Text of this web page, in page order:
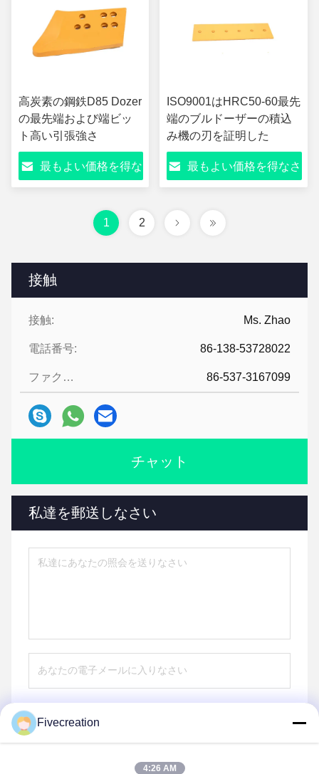
接触
接触: Ms. Zhao
電話番号: 86-138-53728022
ファクシミリ: 86-537-3167099
チャット
私達を郵送しなさい
高炭素の鋼鉄D85 Dozer
の最先端および端ビッ
ト高い引張強さ
最もよい価格を得な
ISO9001はHRC50-60最先
端のブルドーザーの積込
み機の刃を証明した
最もよい価格を得なさ
1 2
Fivecreation
4:26 AM